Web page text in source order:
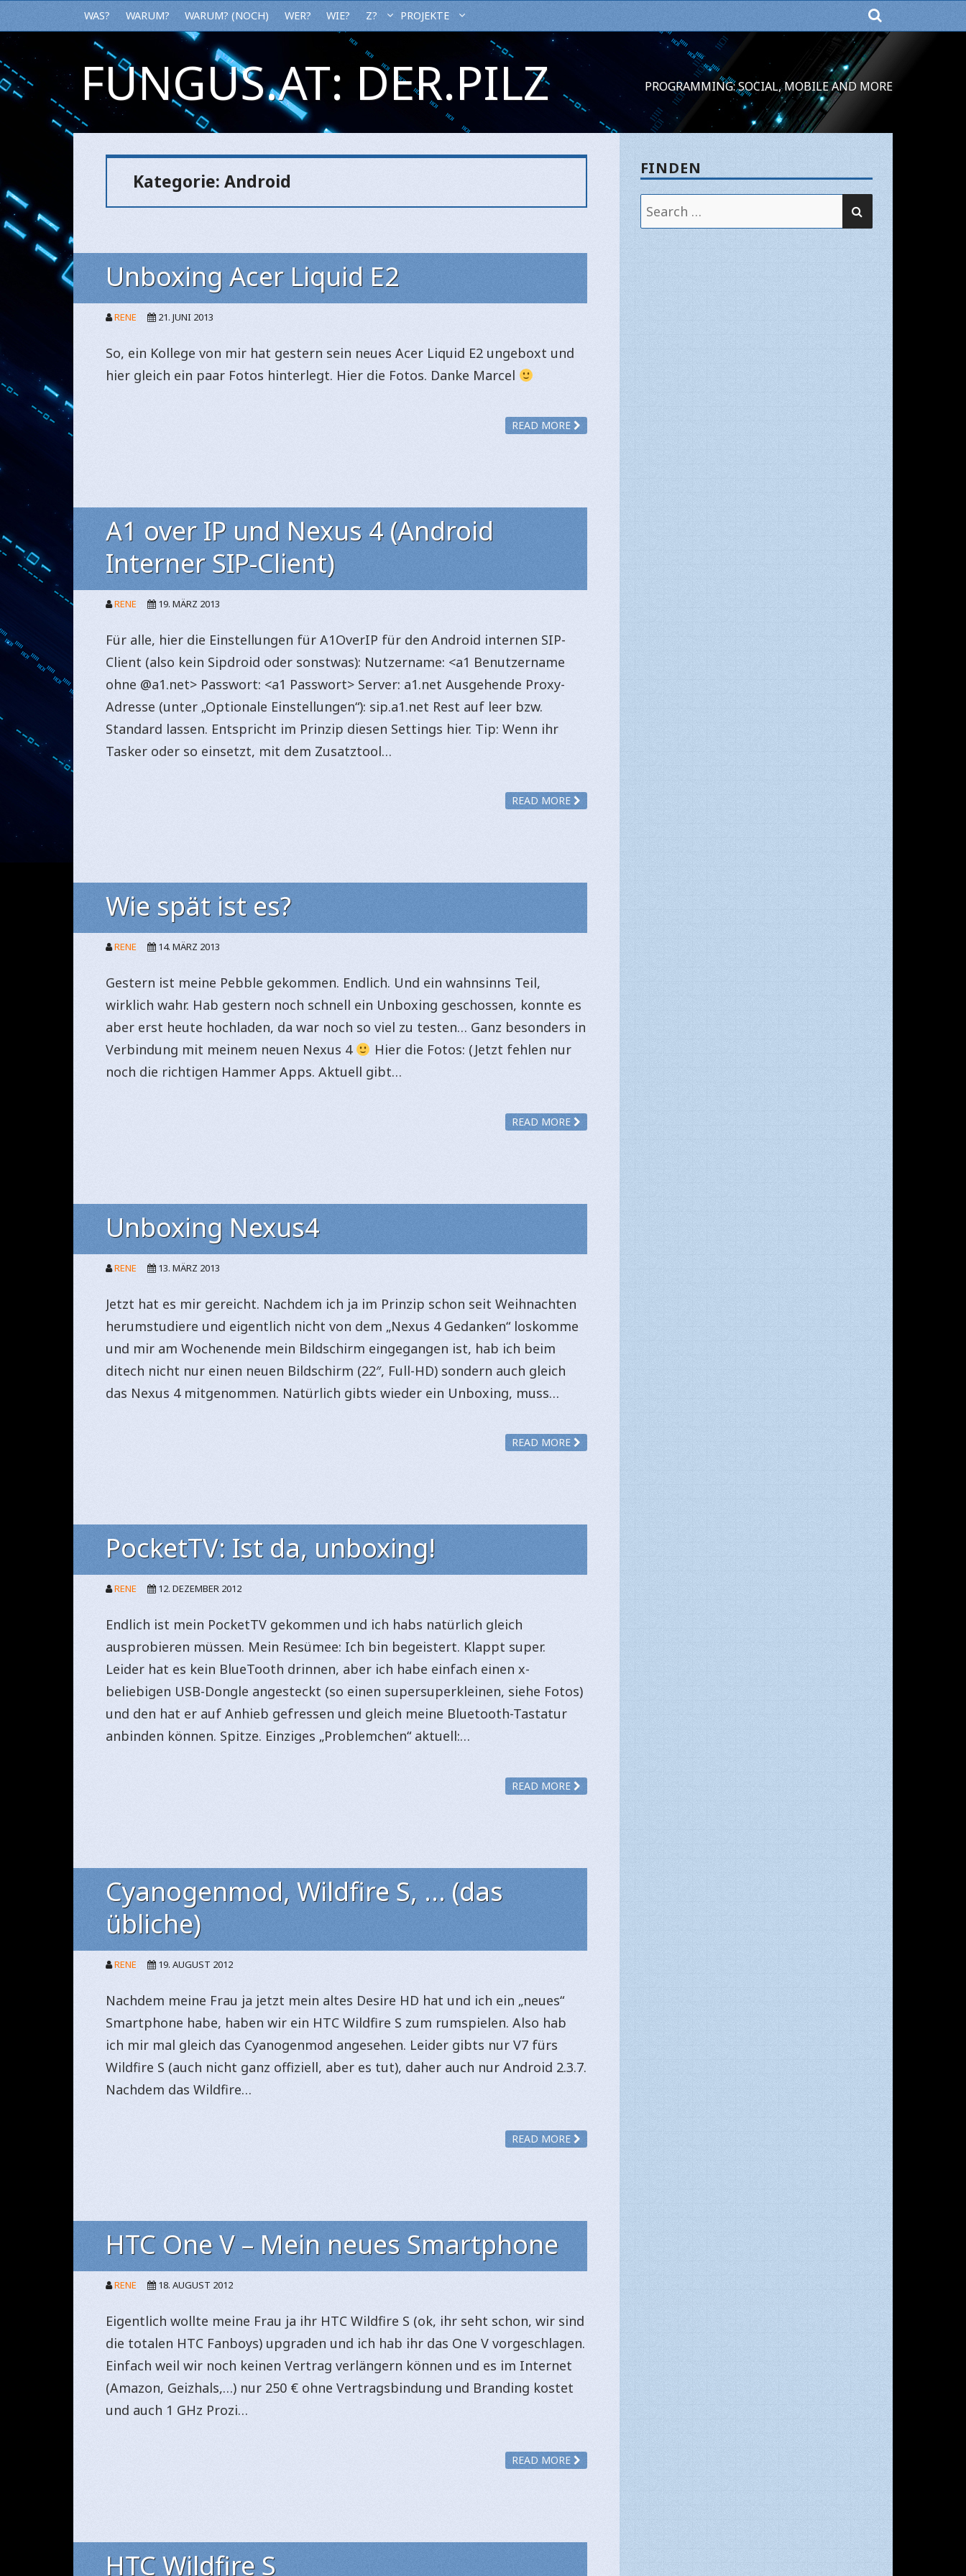
WAS? WARUM? WARUM? (NOCH) WER? WIE? Z? PROJEKTE
FUNGUS.AT: DER.PILZ PROGRAMMING: SOCIAL, MOBILE AND MORE
Kategorie: Android
Unboxing Acer Liquid E2
RENE 21. JUNI 2013
So, ein Kollege von mir hat gestern sein neues Acer Liquid E2 ungeboxt und
hier gleich ein paar Fotos hinterlegt. Hier die Fotos. Danke Marcel
READ MORE
A1 over IP und Nexus 4 (Android
Interner SIP-Client)
RENE 19. MÄRZ 2013
Für alle, hier die Einstellungen für A1OverIP für den Android internen SIP-
Client (also kein Sipdroid oder sonstwas): Nutzername: <a1 Benutzername
ohne @a1.net> Passwort: <a1 Passwort> Server: a1.net Ausgehende Proxy-
Adresse (unter „Optionale Einstellungen“): sip.a1.net Rest auf leer bzw.
Standard lassen. Entspricht im Prinzip diesen Settings hier. Tip: Wenn ihr
Tasker oder so einsetzt, mit dem Zusatztool…
READ MORE
Wie spät ist es?
RENE 14. MÄRZ 2013
Gestern ist meine Pebble gekommen. Endlich. Und ein wahnsinns Teil,
wirklich wahr. Hab gestern noch schnell ein Unboxing geschossen, konnte es
aber erst heute hochladen, da war noch so viel zu testen… Ganz besonders in
Verbindung mit meinem neuen Nexus 4
Hier die Fotos: (Jetzt fehlen nur
noch die richtigen Hammer Apps. Aktuell gibt…
READ MORE
Unboxing Nexus4
RENE 13. MÄRZ 2013
Jetzt hat es mir gereicht. Nachdem ich ja im Prinzip schon seit Weihnachten
herumstudiere und eigentlich nicht von dem „Nexus 4 Gedanken“ loskomme
und mir am Wochenende mein Bildschirm eingegangen ist, hab ich beim
ditech nicht nur einen neuen Bildschirm (22″, Full-HD) sondern auch gleich
das Nexus 4 mitgenommen. Natürlich gibts wieder ein Unboxing, muss…
READ MORE
PocketTV: Ist da, unboxing!
RENE 12. DEZEMBER 2012
Endlich ist mein PocketTV gekommen und ich habs natürlich gleich
ausprobieren müssen. Mein Resümee: Ich bin begeistert. Klappt super.
Leider hat es kein BlueTooth drinnen, aber ich habe einfach einen x-
beliebigen USB-Dongle angesteckt (so einen supersuperkleinen, siehe Fotos)
und den hat er auf Anhieb gefressen und gleich meine Bluetooth-Tastatur
anbinden können. Spitze. Einziges „Problemchen“ aktuell:…
READ MORE
Cyanogenmod, Wildfire S, … (das
übliche)
RENE 19. AUGUST 2012
Nachdem meine Frau ja jetzt mein altes Desire HD hat und ich ein „neues“
Smartphone habe, haben wir ein HTC Wildfire S zum rumspielen. Also hab
ich mir mal gleich das Cyanogenmod angesehen. Leider gibts nur V7 fürs
Wildfire S (auch nicht ganz offiziell, aber es tut), daher auch nur Android 2.3.7.
Nachdem das Wildfire…
READ MORE
HTC One V – Mein neues Smartphone
RENE 18. AUGUST 2012
Eigentlich wollte meine Frau ja ihr HTC Wildfire S (ok, ihr seht schon, wir sind
die totalen HTC Fanboys) upgraden und ich hab ihr das One V vorgeschlagen.
Einfach weil wir noch keinen Vertrag verlängern können und es im Internet
(Amazon, Geizhals,…) nur 250 € ohne Vertragsbindung und Branding kostet
und auch 1 GHz Prozi…
READ MORE
HTC Wildfire S
FINDEN
Search
for: